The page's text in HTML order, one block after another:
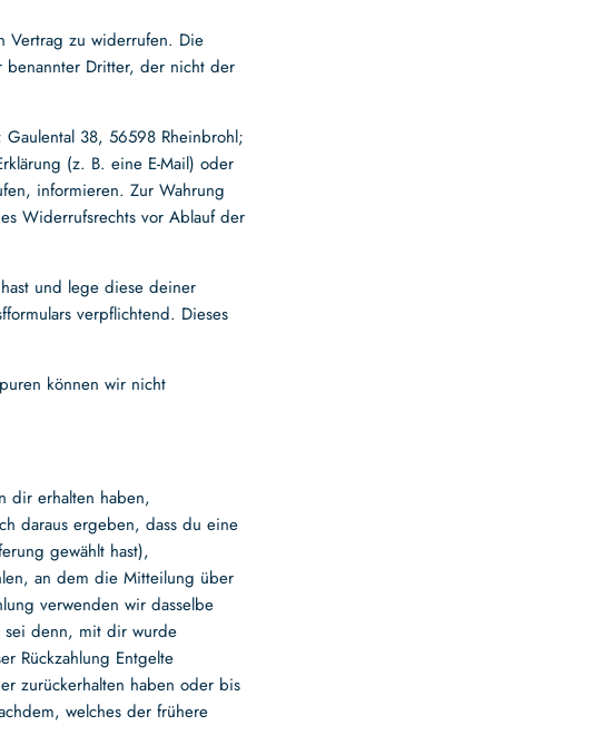
Vertrag zu widerrufen. Die
Dritter, der nicht der
38, 56598 Rheinbrohl;
(z. B. eine E-Mail) oder
informieren. Zur Wahrung
Widerrufsrechts vor Ablauf der
und lege diese deiner
verpflichtend. Dieses
können wir nicht
dir erhalten haben,
daraus ergeben, dass du eine
gewählt hast),
an dem die Mitteilung über
verwenden wir dasselbe
sei denn, mit dir wurde
Rückzahlung Entgelte
zurückerhalten haben oder bis
welches der frühere